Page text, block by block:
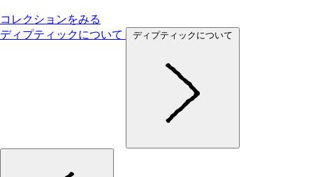
コレクションをみる
ディプティックについて
ディプティックについて